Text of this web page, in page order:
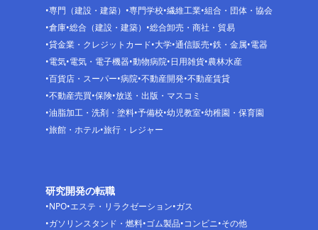
専門（建設・建築）
専門学校 繊維工業 組合・団体・協会
倉庫 総合（建設・建築）
総合卸売・商社・貿易
貸金業・クレジットカード 大学 通信販売 鉄・金属 電器
電気 電気・電子機器 動物病院 日用雑貨 農林水産
百貨店・スーパー 病院 不動産開発 不動産賃貸
不動産売買 保険 放送・出版・マスコミ
油脂加工・洗剤・塗料 予備校 幼児教室 幼稚園・保育園
旅館・ホテル 旅行・レジャー
研究開発の転職
NPO エステ・リラクゼーション ガス
ガソリンスタンド・燃料 ゴム製品 コンビニ その他